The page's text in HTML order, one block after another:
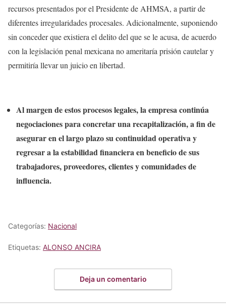
recursos presentados por el Presidente de AHMSA, a partir de
diferentes irregularidades procesales. Adicionalmente, suponiendo
sin conceder que existiera el delito del que se le acusa, de acuerdo
con la legislación penal mexicana no ameritaría prisión cautelar y
permitiría llevar un juicio en libertad.
Al margen de estos procesos legales, la empresa continúa
negociaciones para concretar una recapitalización, a fin de
asegurar en el largo plazo su continuidad operativa y
regresar a la estabilidad financiera en beneficio de sus
trabajadores, proveedores, clientes y comunidades de
influencia.
Categorías: Nacional
Etiquetas: ALONSO ANCIRA
Deja un comentario